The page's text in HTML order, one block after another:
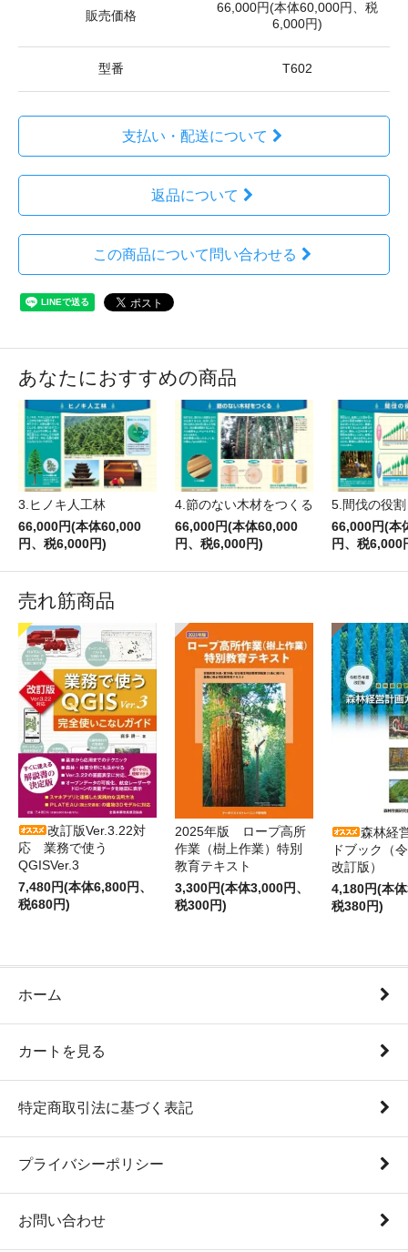
販売価格
66,000円(本体60,000円、税
6,000円)
型番 T602
支払い・配送について
返品について
この商品について問い合わせる
あなたにおすすめの商品
3.ヒノキ人工林
66,000円(本体60,000
円、税6,000円)
4.節のない木材をつくる
66,000円(本体60,000
円、税6,000円)
5.間伐の役割
66,000円(本
円、税6,000
売れ筋商品
改訂版Ver.3.22対
応 業務で使う
QGISVer.3
7,480円(本体6,800円、
税680円)
2025年版 ロープ高所
作業（樹上作業）特別
教育テキスト
3,300円(本体3,000円、
税300円)
森林経
ドブック（
改訂版）
4,180円(本
税380円)
ホーム
カートを見る
特定商取引法に基づく表記
プライバシーポリシー
お問い合わせ